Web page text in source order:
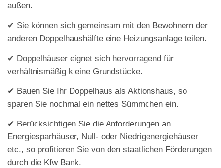
außen.
✔ Sie können sich gemeinsam mit den Bewohnern der
anderen Doppelhaushälfte eine Heizungsanlage teilen.
✔ Doppelhäuser eignet sich hervorragend für
verhältnismäßig kleine Grundstücke.
✔ Bauen Sie Ihr Doppelhaus als Aktionshaus, so
sparen Sie nochmal ein nettes Sümmchen ein.
✔ Berücksichtigen Sie die Anforderungen an
Energiesparhäuser, Null- oder Niedrigenergiehäuser
etc., so profitieren Sie von den staatlichen Förderungen
durch die Kfw Bank.